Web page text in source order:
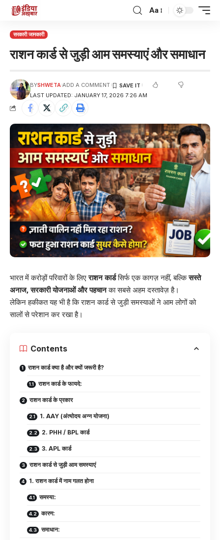
Aa
सरकारी जानकारी
राशन कार्ड से जुड़ी आम समस्याएं और समाधान
LAST UPDATED: JANUARY 17, 2026 7:26 AM
BYSHWETA ADD A COMMENT
भारत में करोड़ों परिवारों के लिएराशन कार्डसिर्फ एक कागज़ नहीं, बल्किसस्ते
अनाज, सरकारी योजनाओं और पहचानका सबसे अहम दस्तावेज़ है।
लेकिन हकीकत यह भी है कि राशन कार्ड से जुड़ी समस्याओं ने आम लोगों को
सालों से परेशान कर रखा है।
Contents
राशन कार्ड क्या है और क्यों जरूरी है?
राशन कार्ड के फायदे:
राशन कार्ड के प्रकार
1. AAY (अंत्योदय अन्न योजना)
2. PHH / BPL कार्ड
3. APL कार्ड
राशन कार्ड से जुड़ी आम समस्याएं
1. राशन कार्ड में नाम गलत होना
समस्या:
कारण:
समाधान: